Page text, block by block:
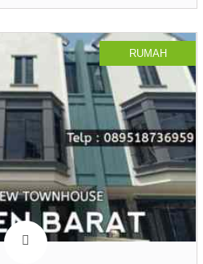
RUMAH